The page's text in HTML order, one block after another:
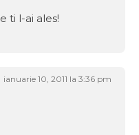
ti l-ai ales!
ianuarie 10, 2011 la 3:36 pm